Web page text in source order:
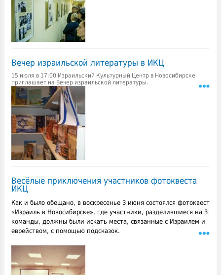
Вечер израильской литературы в ИКЦ
15 июля в 17:00 Израильский Культурный Центр в Новосибирске
приглашает на Вечер израильской литературы.
Весёлые приключения участников фотоквеста
ИКЦ
Как и было обещано, в воскресенье 3 июня состоялся фотоквест
«Израиль в Новосибирске», где участники, разделившиеся на 3
команды, должны были искать места, связанные с Израилем и
еврейством, с помощью подсказок.